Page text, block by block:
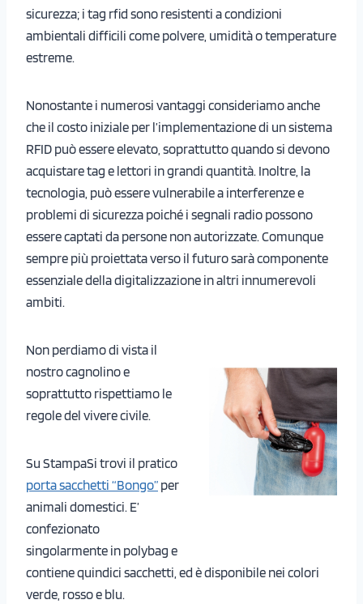
sicurezza; i tag rfid sono resistenti a condizioni
ambientali difficili come polvere, umidità o temperature
estreme.
Nonostante i numerosi vantaggi consideriamo anche
che il costo iniziale per l’implementazione di un sistema
RFID può essere elevato, soprattutto quando si devono
acquistare tag e lettori in grandi quantità. Inoltre, la
tecnologia, può essere vulnerabile a interferenze e
problemi di sicurezza poiché i segnali radio possono
essere captati da persone non autorizzate. Comunque
sempre più proiettata verso il futuro sarà componente
essenziale della digitalizzazione in altri innumerevoli
ambiti.
Non perdiamo di vista il
nostro cagnolino e
soprattutto rispettiamo le
regole del vivere civile.
Su StampaSi trovi il pratico
porta sacchetti “Bongo” per
animali domestici. E’
confezionato
singolarmente in polybag e
contiene quindici sacchetti, ed è disponibile nei colori
verde, rosso e blu.